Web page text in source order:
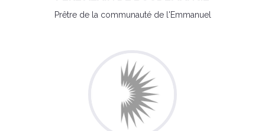
Prêtre de la communauté de l'Emmanuel